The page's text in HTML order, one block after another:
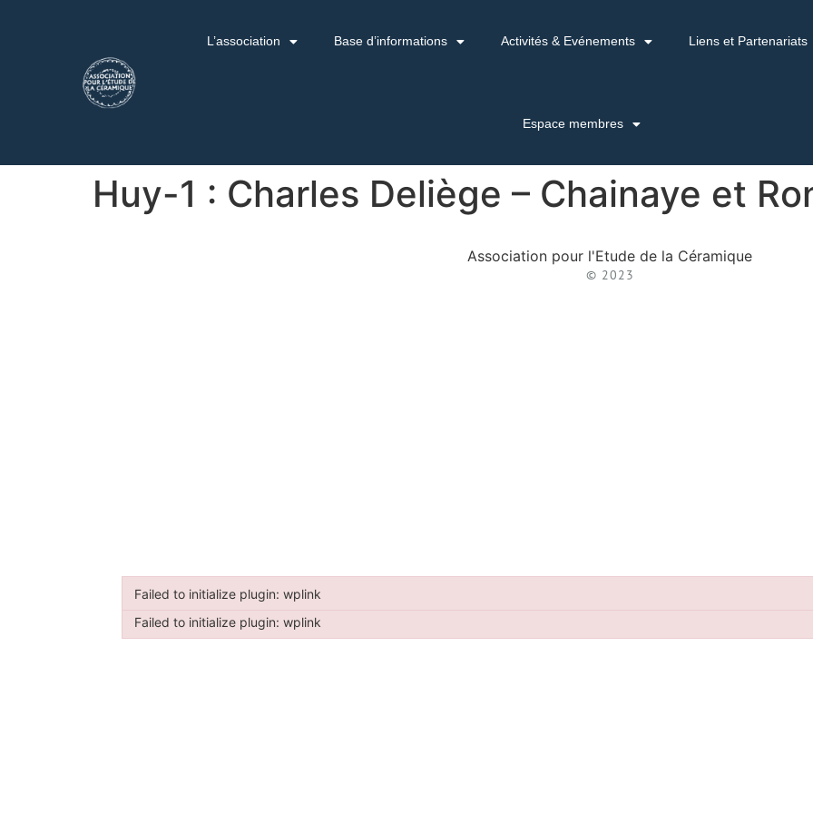
L’association Base d’informations Activités & Evénements Liens et Partenariats
Espace membres
Huy-1 : Charles Deliège – Chainaye et
Association pour l'Etude de la Céramique
© 2023
Failed to initialize plugin: wplink
Failed to initialize plugin: wplink
Failed to initialize plugin: wplink